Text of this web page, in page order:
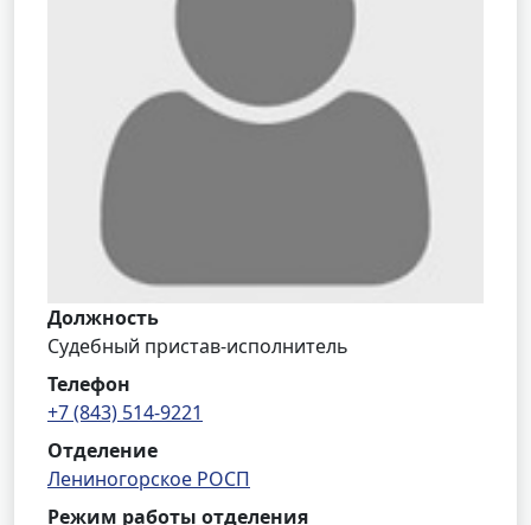
Должность
Судебный пристав-исполнитель
Телефон
+7 (843) 514-9221
Отделение
Лениногорское РОСП
Режим работы отделения